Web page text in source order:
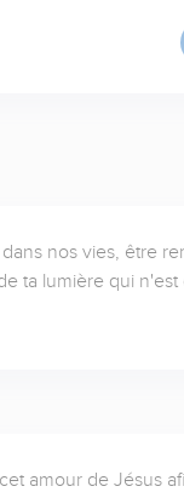
nos vies, être
ta lumière qui n'est
amour de Jésus